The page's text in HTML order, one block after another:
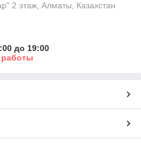
2 этаж, Алматы, Казахстан
до 19:00
работы